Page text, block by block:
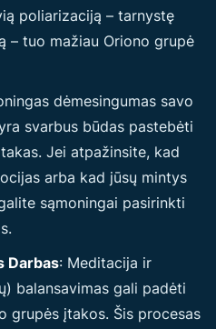
poliarizaciją – tarnystę
– tuo mažiau Oriono grupė
dėmesingumas savo
svarbus būdas pastebėti
Jei atpažinsite, kad
arba kad jūsų mintys
sąmoningai pasirinkti
Darbas: Meditacija ir
balansavimas gali padėti
grupės įtakos. Šis procesas